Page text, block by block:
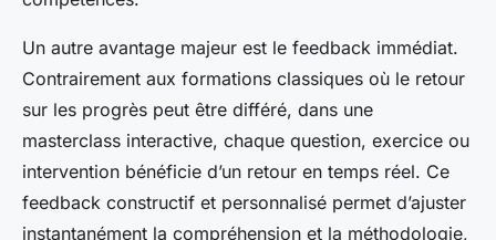
Un autre avantage majeur est le feedback immédiat.
Contrairement aux formations classiques où le retour
sur les progrès peut être différé, dans une
masterclass interactive, chaque question, exercice ou
intervention bénéficie d’un retour en temps réel. Ce
feedback constructif et personnalisé permet d’ajuster
instantanément la compréhension et la méthodologie,